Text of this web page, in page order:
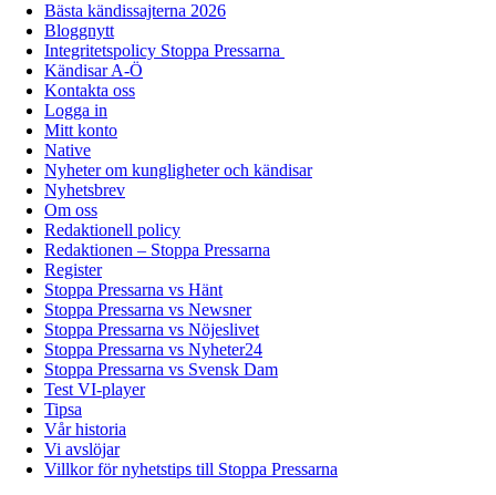
Bästa kändissajterna 2026
Bloggnytt
Integritetspolicy Stoppa Pressarna
Kändisar A-Ö
Kontakta oss
Logga in
Mitt konto
Native
Nyheter om kungligheter och kändisar
Nyhetsbrev
Om oss
Redaktionell policy
Redaktionen – Stoppa Pressarna
Register
Stoppa Pressarna vs Hänt
Stoppa Pressarna vs Newsner
Stoppa Pressarna vs Nöjeslivet
Stoppa Pressarna vs Nyheter24
Stoppa Pressarna vs Svensk Dam
Test VI-player
Tipsa
Vår historia
Vi avslöjar
Villkor för nyhetstips till Stoppa Pressarna